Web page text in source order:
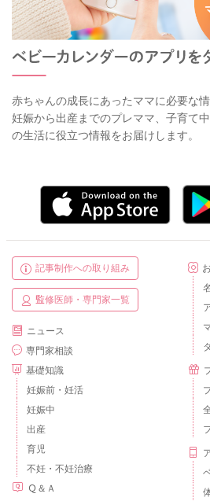
赤ちゃんの成長にあったママに必要な
妊娠から出産までのプレママ、子育て
の生活に役立つ情報をお届けします。
記事制作への取り組み
監修医師・専門家一覧
ニュース
専門家相談
基礎知識
妊娠前・妊活
妊娠中
出産
育児
不妊・不妊治療
Ｑ＆Ａ